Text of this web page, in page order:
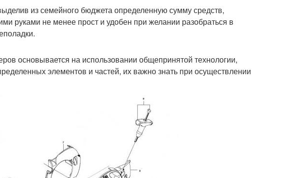
из семейного бюджета определенную сумму средств,
руками не менее прост и удобен при желании разобраться в
основывается на использовании общепринятой технологии,
элементов и частей, их важно знать при осуществлении